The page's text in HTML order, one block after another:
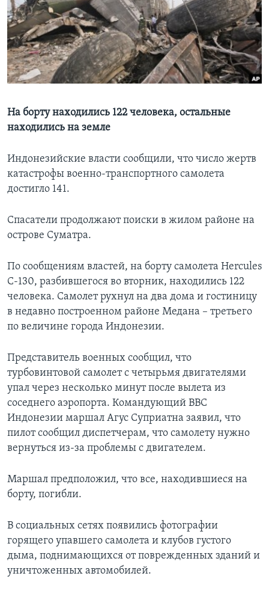
Learning English
СОЦИАЛЬНЫЕ СЕТИ
Языки
На борту находились 122 человека, остальные
находились на земле
Индонезийские власти сообщили, что число жертв
катастрофы военно-транспортного самолета
достигло 141.
Спасатели продолжают поиски в жилом районе на
острове Суматра.
По сообщениям властей, на борту самолета Hercules
C-130, разбившегося во вторник, находились 122
человека. Самолет рухнул на два дома и гостиницу
в недавно построенном районе Медана – третьего
по величине города Индонезии.
Представитель военных сообщил, что
турбовинтовой самолет с четырьмя двигателями
упал через несколько минут после вылета из
соседнего аэропорта. Командующий ВВС
Индонезии маршал Агус Суприатна заявил, что
пилот сообщил диспетчерам, что самолету нужно
вернуться из-за проблемы с двигателем.
Маршал предположил, что все, находившиеся на
борту, погибли.
В социальных сетях появились фотографии
горящего упавшего самолета и клубов густого
дыма, поднимающихся от поврежденных зданий и
уничтоженных автомобилей.